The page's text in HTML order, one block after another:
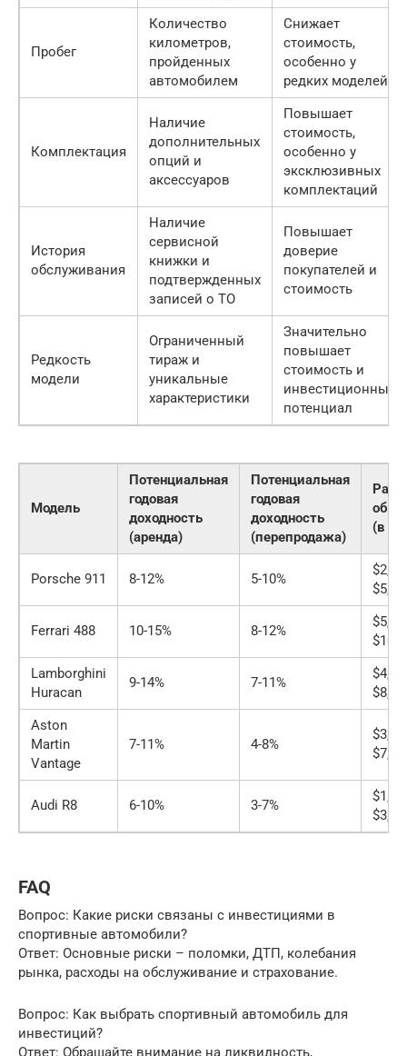
Пробег
Количество
километров,
пройденных
автомобилем
Снижает
стоимость,
особенно у
редких моделей
Комплектация
Наличие
дополнительных
опций и
аксессуаров
Повышает
стоимость,
особенно у
эксклюзивных
комплектаций
История
обслуживания
Наличие
сервисной
книжки и
подтвержденных
записей о ТО
Повышает
доверие
покупателей и
стоимость
Редкость
модели
Ограниченный
тираж и
уникальные
характеристики
Значительно
повышает
стоимость и
инвестиционный
потенциал
Модель
Потенциальная
годовая
доходность
(аренда)
Потенциальная
годовая
доходность
(перепродажа)
(в
Porsche 911 8-12% 5-10%
Ferrari 488 10-15% 8-12%
Lamborghini
Huracan
9-14% 7-11%
Aston
Martin
Vantage
7-11% 4-8%
Audi R8 6-10% 3-7%
FAQ
Вопрос: Какие риски связаны с инвестициями в
спортивные автомобили?
Ответ: Основные риски – поломки, ДТП, колебания
рынка, расходы на обслуживание и страхование.
Вопрос: Как выбрать спортивный автомобиль для
инвестиций?
Ответ: Обращайте внимание на ликвидность,